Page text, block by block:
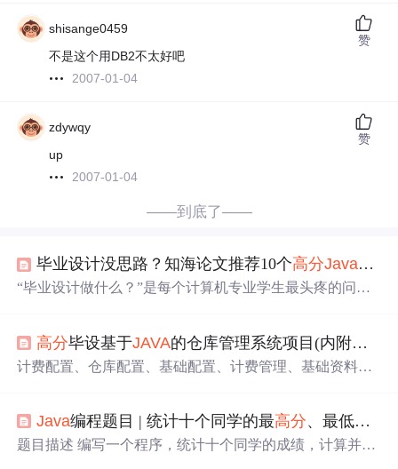
shisange0459
不是这个用DB2不太好吧
2007-01-04
赞
zdywqy
up
2007-01-04
赞
——到底了——
毕业设计没思路？知海论文推荐10个高分Java题目
“毕业设计做什么？”是每个计算机专业学生最头疼的问
3年高校毕设趋势，为你精选 10个既实用又高分 的Java 毕
业设计题目，技术主流、资料丰富、可快速完成，文末附
包，包含：毕业设计的核心是 “完成度” 而非“复杂度”。 选
择一个你能驾驭的题目，把功能做完整、文档写规范，就
是成功的毕设！
高分毕设基于JAVA的仓库管理系统项目(内附源码
计费配置、仓库配置、基础配置、计费管理、基础资料、
分析图表、域验证。
Java编程题目 | 统计十个同学的最高分、最低分和平均分
题目描述 编写一个程序，统计十个同学的成绩，计算并输